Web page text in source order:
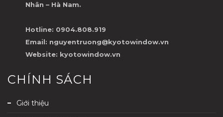
Nhân – Hà Nam.
Hotline: 0904.808.919
Email: nguyentruong@kyotowindow.vn
Website: kyotowindow.vn
CHÍNH SÁCH
Giới thiệu